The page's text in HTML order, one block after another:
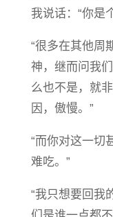
我说话：“你是
“很多在其他周
神，继而问我
么也不是，就
因，傲慢。”
“而你对这一切
难吃。”
“我只想要回我